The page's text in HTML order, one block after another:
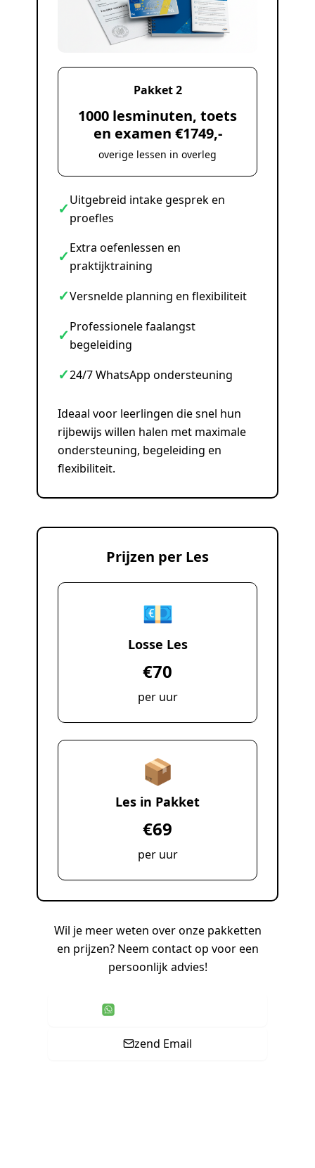
Pakket 2
1000 lesminuten, toets
en examen €1749,-
overige lessen in overleg
✓Uitgebreid intake gesprek en
proefles
✓Extra oefenlessen en
praktijktraining
✓Versnelde planning en flexibiliteit
✓Professionele faalangst
begeleiding
✓24/7 WhatsApp ondersteuning
Ideaal voor leerlingen die snel hun
rijbewijs willen halen met maximale
ondersteuning, begeleiding en
flexibiliteit.
Prijzen per Les
💶
Losse Les
€70
per uur
📦
Les in Pakket
€69
per uur
Wil je meer weten over onze pakketten
en prijzen? Neem contact op voor een
persoonlijk advies!
zend Email